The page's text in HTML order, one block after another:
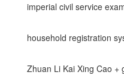
imperial civil service
household registration
Zhuan Li Kai Xing Cao +